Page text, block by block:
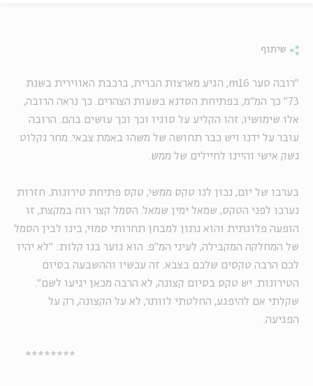
שיתוף
"רובה סער m16, הגיע מארצות הברית, ברכבת האווירית בשנת
73" כך המ"מ, בפתיחת הסדנא בשעות הצהרים. כך נראה הרובה,
אלו שימושיו, זהו הקליע על סוגיו וכך וכך עושים בהם. הרובה
עובר על ידנו ויש כבר תחושה של משהו באמת צבאי. מחר נקלוט
נשק אישי והיינו לחיילים של ממש.
בערבו של יום, נכון לנו טקס ממשי, טקס פתיחת טירונות. חזרות
נערכו לפני הטקס, שמאל ימין שמאל. הסמל קצר רוח במקצת, זו
הופעה פלוגתית והוא נתון למבחן תחרותי סמוי, בינו לבין הסמל
של המחלקה המקבילה, לעיני המ"פ. הוא גוער בנו קלות: "לא יהיו
לכם הרבה טקסים שלכם בצבא. זה עכשיו וההשבעה בסיום
הטירונות. יש טקס בסיום קצונה, לא הרבה מכאן יגיעו לשם".
שקלתי אם להיפגע, החלטתי לוותר, לא על הקצונה, רק על
הפגיעה.
********